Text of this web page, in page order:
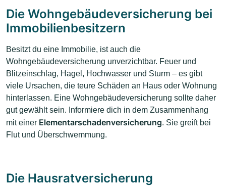
Die Wohngebäudeversicherung bei
Immobilienbesitzern
Besitzt du eine Immobilie, ist auch die
Wohngebäudeversicherung unverzichtbar. Feuer und
Blitzeinschlag, Hagel, Hochwasser und Sturm – es gibt
viele Ursachen, die teure Schäden an Haus oder Wohnung
hinterlassen. Eine Wohngebäudeversicherung sollte daher
gut gewählt sein. Informiere dich in dem Zusammenhang
mit einer Elementarschadenversicherung. Sie greift bei
Flut und Überschwemmung.
Die Hausratversicherung